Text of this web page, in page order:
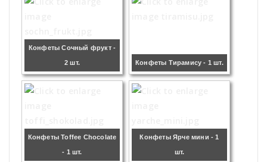
Конфеты Сочный фрукт -
2 шт. Конфеты Тирамису - 1 шт.
Конфеты Toffee Chocolate
- 1 шт.
Конфеты Ярче мини - 1
шт.